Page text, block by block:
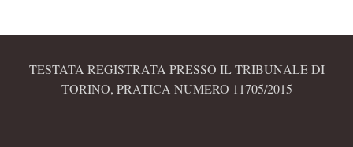
TESTATA REGISTRATA PRESSO IL TRIBUNALE DI
TORINO, PRATICA NUMERO 11705/2015